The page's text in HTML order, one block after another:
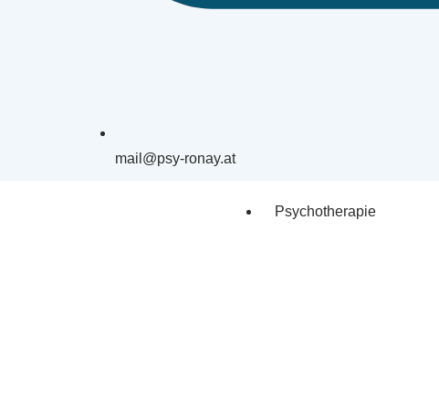
mail@psy-ronay.at
Psychotherapie